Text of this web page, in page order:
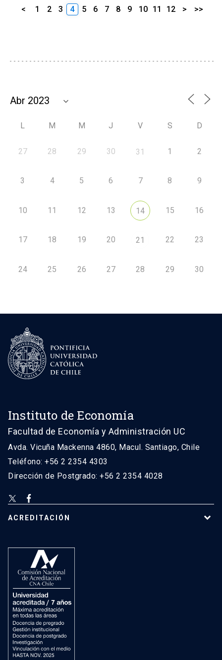
< 1 2 3 4 5 6 7 8 9 10 11 12 > >>
L M M J V S D
27 28 29 30 31 1 2
3 4 5 6 7 8 9
10 11 12 13 14 15 16
17 18 19 20 21 22 23
24 25 26 27 28 29 30
Instituto de Economía
Facultad de Economía y Administración UC
Avda. Vicuña Mackenna 4860, Macul. Santiago, Chile
Teléfono: +56 2 2354 4303
Dirección de Postgrado: +56 2 2354 4028
ACREDITACIÓN